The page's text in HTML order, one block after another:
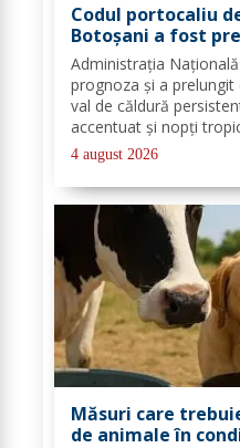
Codul portocaliu
Botoșani a fost
Administrația
prognoza și a
val de căldură
accentuat și nopți
până joi, la ora 10:00.
cuprinse între 35 și 39
4 august 2026
Măsuri care
de animale în